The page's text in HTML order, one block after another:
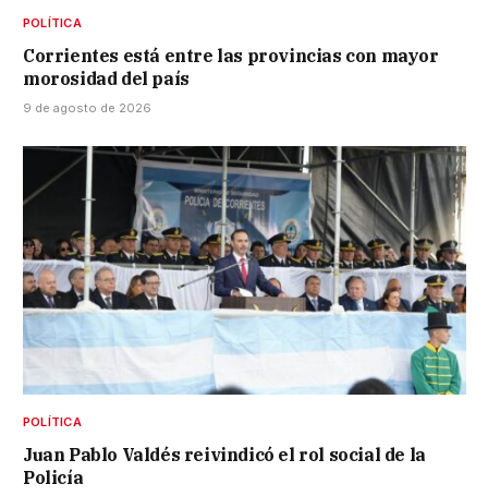
POLÍTICA
Corrientes está entre las provincias con mayor
morosidad del país
9 de agosto de 2026
POLÍTICA
Juan Pablo Valdés reivindicó el rol social de la
Policía